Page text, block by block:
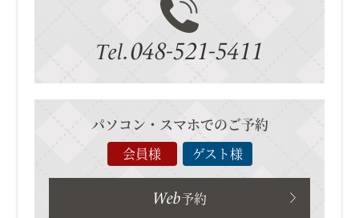
Tel.048-521-5411
パソコン・スマホでのご予約
会員様 ゲスト様
Web予約